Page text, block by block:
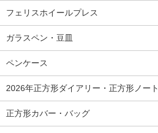
フェリスホイールプレス
ガラスペン・豆皿
ペンケース
2026年正方形ダイアリー・正方形ノート
正方形カバー・バッグ